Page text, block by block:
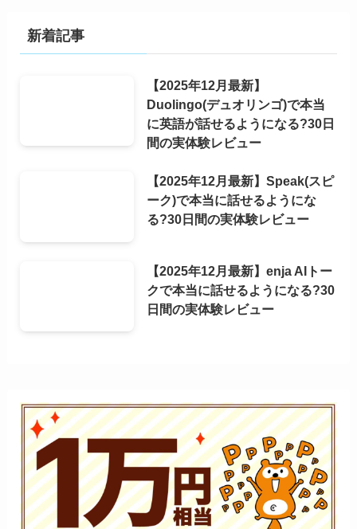
新着記事
【2025年12月最新】
Duolingo(デュオリンゴ)で本当
に英語が話せるようになる?30日
間の実体験レビュー
【2025年12月最新】Speak(スピ
ーク)で本当に話せるようにな
る?30日間の実体験レビュー
【2025年12月最新】enja AIトー
クで本当に話せるようになる?30
日間の実体験レビュー